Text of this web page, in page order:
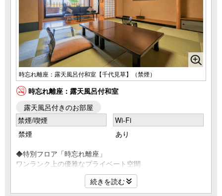
時忘れ離座：露天風呂付和室【千代見草】（禁煙）
時忘れ離座：露天風呂付和室
露天風呂付きのお部屋
禁煙/喫煙
禁煙
Wi-Fi
あり
◆特別フロア「時忘れ離座」
ワンランク上の優雅なプライベート空間
露天風呂付客室（和室12.5畳）
客室露天【陶器風呂】循環形式の温泉
続きを読む